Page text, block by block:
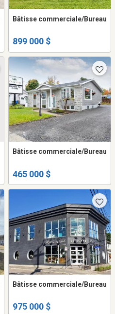
Bâtisse commerciale/Bureau
899 000 $
Bâtisse commerciale/Bureau
465 000 $
Bâtisse commerciale/Bureau
975 000 $